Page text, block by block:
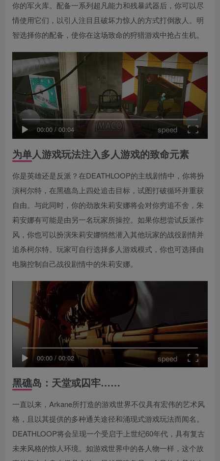
你的军火库。配备一系列超凡能力和残暴武器后，你可以尽
情使用它们，以引人注目且破坏力惊人的方式打倒敌人。明
智选择你的配备，使你在这场致命的狩猎游戏中抢占生机。
00:00 / 00:04 speed
为单人游戏玩法注入多人游戏的致命元素
你是英雄还是反派？在DEATHLOOP的主线剧情中，你将扮
演柯尔特，在黑礁岛上四处追击目标，试图打破循环并重获
自由。与此同时，你的劲敌朱莉安娜将会对你穷追不舍，朱
莉安娜有可能是由另一名玩家所操控。如果你想尝试反派作
风，你也可以扮演朱莉安娜悄然潜入其他玩家的战役剧情并
追杀柯尔特。玩家可自行选择多人游戏模式，你也可选择由
电脑控制自己战役剧情中的朱莉安娜。
00:00 / 00:02 speed
黑礁岛：天堂或囚牢……
一直以来，Arkane所打造的游戏世界不仅具有宏伟的艺术风
格，且以其提供的多种通关途径和涌现式游戏玩法而闻名。
DEATHLOOP将会呈现一个受启于上世纪60年代，具有复古
未来风格的惊人环境。如游戏世界中的各人物一样，这个故